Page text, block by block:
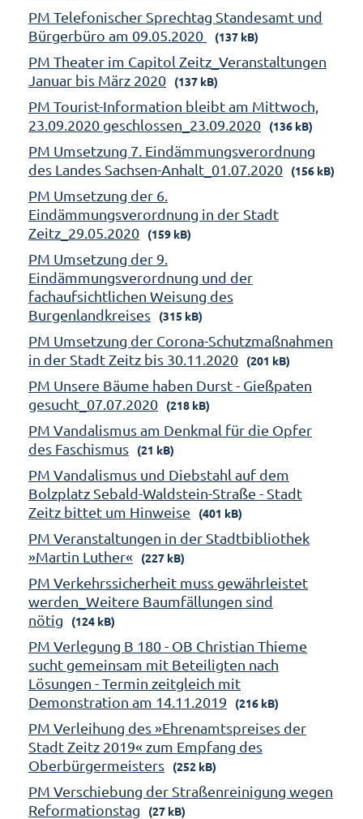
PM Telefonischer Sprechtag Standesamt und
Bürgerbüro am 09.05.2020
(137 kB)
PM Theater im Capitol Zeitz_Veranstaltungen
Januar bis März 2020
(137 kB)
PM Tourist-Information bleibt am Mittwoch,
23.09.2020 geschlossen_23.09.2020
(136 kB)
PM Umsetzung 7. Eindämmungsverordnung
des Landes Sachsen-Anhalt_01.07.2020
(156 kB)
PM Umsetzung der 6.
Eindämmungsverordnung in der Stadt
Zeitz_29.05.2020
(159 kB)
PM Umsetzung der 9.
Eindämmungsverordnung und der
fachaufsichtlichen Weisung des
Burgenlandkreises
(315 kB)
PM Umsetzung der Corona-Schutzmaßnahmen
in der Stadt Zeitz bis 30.11.2020
(201 kB)
PM Unsere Bäume haben Durst - Gießpaten
gesucht_07.07.2020
(218 kB)
PM Vandalismus am Denkmal für die Opfer
des Faschismus
(21 kB)
PM Vandalismus und Diebstahl auf dem
Bolzplatz Sebald-Waldstein-Straße - Stadt
Zeitz bittet um Hinweise
(401 kB)
PM Veranstaltungen in der Stadtbibliothek
»Martin Luther«
(227 kB)
PM Verkehrssicherheit muss gewährleistet
werden_Weitere Baumfällungen sind
nötig
(124 kB)
PM Verlegung B 180 - OB Christian Thieme
sucht gemeinsam mit Beteiligten nach
Lösungen - Termin zeitgleich mit
Demonstration am 14.11.2019
(216 kB)
PM Verleihung des »Ehrenamtspreises der
Stadt Zeitz 2019« zum Empfang des
Oberbürgermeisters
(252 kB)
PM Verschiebung der Straßenreinigung wegen
Reformationstag
(27 kB)